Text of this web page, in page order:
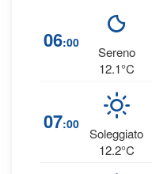
06:00
Sereno
12.1°C
07:00
Soleggiato
12.2°C